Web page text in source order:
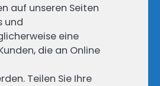
auf unseren Seiten
und
eine
die an Online
Teilen Sie Ihre